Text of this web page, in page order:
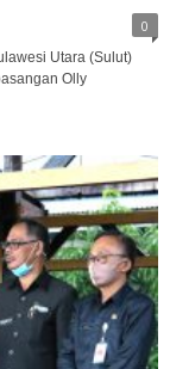
0
Utara (Sulut)
Olly